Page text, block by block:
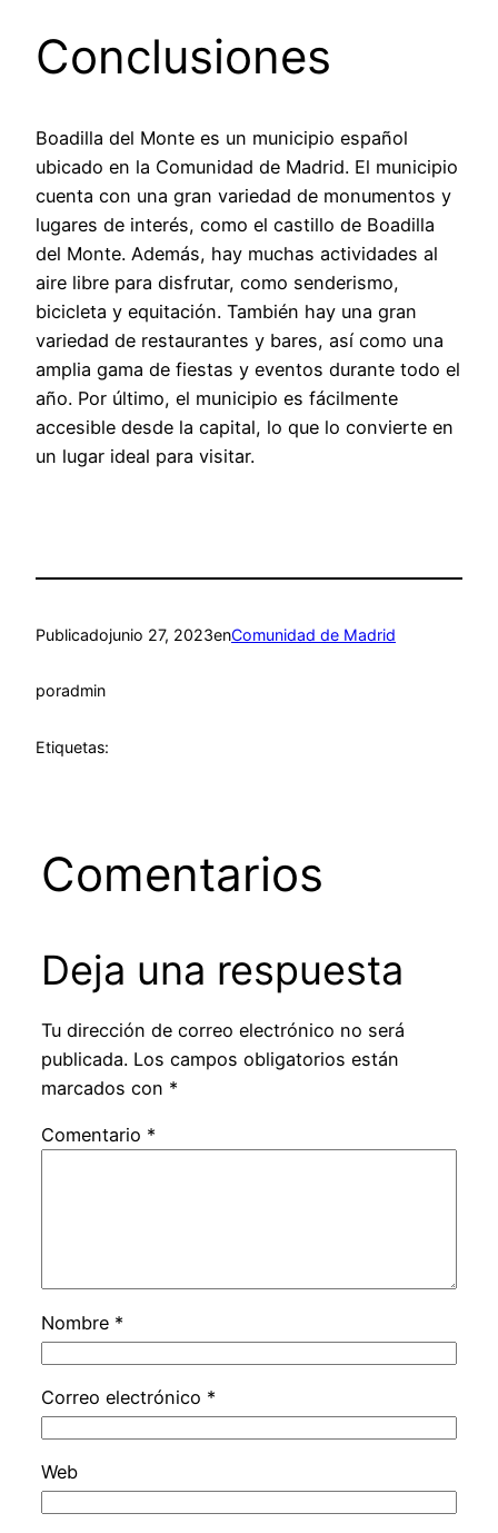
Conclusiones
Boadilla del Monte es un municipio español
ubicado en la Comunidad de Madrid. El municipio
cuenta con una gran variedad de monumentos y
lugares de interés, como el castillo de Boadilla
del Monte. Además, hay muchas actividades al
aire libre para disfrutar, como senderismo,
bicicleta y equitación. También hay una gran
variedad de restaurantes y bares, así como una
amplia gama de fiestas y eventos durante todo el
año. Por último, el municipio es fácilmente
accesible desde la capital, lo que lo convierte en
un lugar ideal para visitar.
Publicadojunio 27, 2023enComunidad de Madrid
poradmin
Etiquetas:
Comentarios
Deja una respuesta
Tu dirección de correo electrónico no será
publicada. Los campos obligatorios están
marcados con *
Comentario *
Nombre *
Correo electrónico *
Web